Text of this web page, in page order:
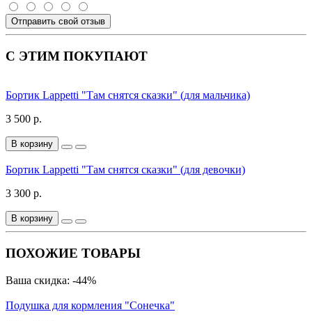
Отправить свой отзыв
С ЭТИМ ПОКУПАЮТ
Бортик Lappetti "Там снятся сказки" (для мальчика)
3 500 р.
В корзину
Бортик Lappetti "Там снятся сказки" (для девочки)
3 300 р.
В корзину
ПОХОЖИЕ ТОВАРЫ
Ваша скидка: -44%
Подушка для кормления "Сонечка"